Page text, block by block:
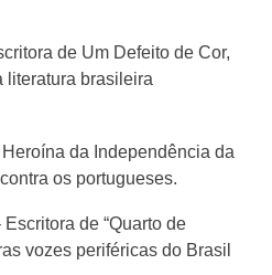
de Um Defeito de Cor,
literatura brasileira
da Independência da
os portugueses.
de “Quarto de
vozes periféricas do Brasil